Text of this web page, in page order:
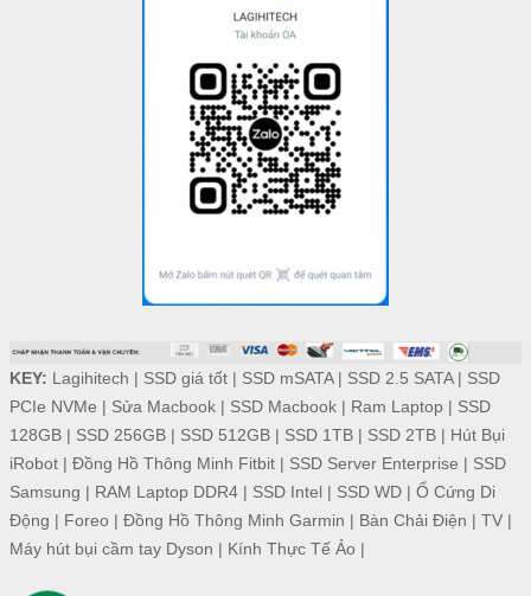
KEY: Lagihitech | SSD giá tốt| SSD mSATA| SSD 2.5 SATA| SSD
PCIe NVMe | Sửa Macbook| SSD Macbook| Ram Laptop| SSD
128GB| SSD 256GB| SSD 512GB| SSD 1TB| SSD 2TB| Hút Bụi
iRobot| Đồng Hồ Thông Minh Fitbit| SSD Server Enterprise | SSD
Samsung | RAM Laptop DDR4| SSD Intel| SSD WD| Ổ Cứng Di
Động | Foreo | Đồng Hồ Thông Minh Garmin | Bàn Chải Điện | TV|
Máy hút bụi cầm tay Dyson | Kính Thực Tế Ảo |